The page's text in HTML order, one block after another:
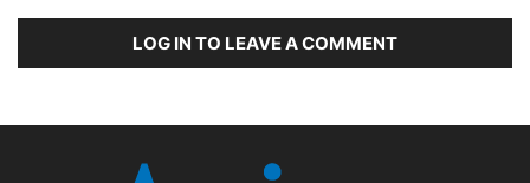
LOG IN TO LEAVE A COMMENT